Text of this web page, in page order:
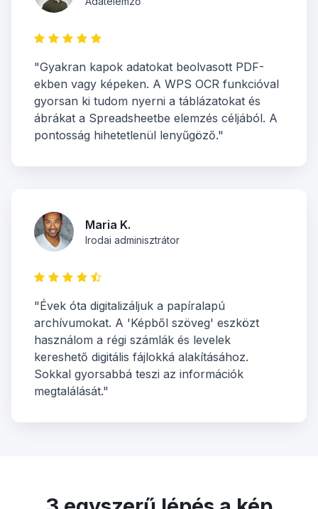
"Gyakran kapok adatokat beolvasott PDF-
ekben vagy képeken. A WPS OCR funkcióval
gyorsan ki tudom nyerni a táblázatokat és
ábrákat a Spreadsheetbe elemzés céljából. A
pontosság hihetetlenül lenyűgöző."
Maria K.
Irodai adminisztrátor
"Évek óta digitalizáljuk a papíralapú
archívumokat. A 'Képből szöveg' eszközt
használom a régi számlák és levelek
kereshető digitális fájlokká alakításához.
Sokkal gyorsabbá teszi az információk
megtalálását."